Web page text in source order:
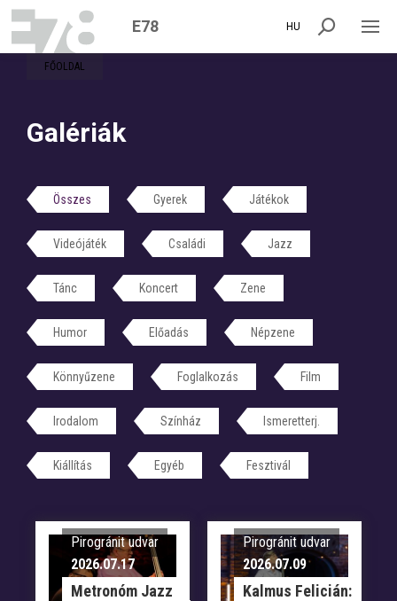
E78 HU
FŐOLDAL
Galériák
Összes Gyerek Játékok
Videójáték Családi Jazz
Tánc Koncert Zene
Humor Előadás Népzene
Könnyűzene Foglalkozás Film
Irodalom Színház Ismeretterj.
Kiállítás Egyéb Fesztivál
Pirogránit udvar
2026.07.17
Metronóm Jazz
Pirogránit udvar
2026.07.09
Kalmus Felicián: